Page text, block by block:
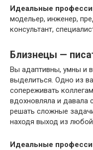
Идеальные
модельер, инженер,
консультант,
Близнецы —
Вы адаптивны, умны и
выделиться. Одно из
сопереживать
вдохновляла и давала
решать сложные
находя выход из любой
Идеальные